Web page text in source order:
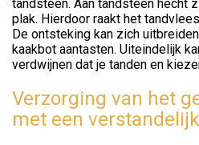
tandsteen. Aan tandsteen hecht
plak. Hierdoor raakt het
De ontsteking kan zich
kaakbot aantasten. Uiteindelijk
verdwijnen dat je tanden en
Verzorging van het
met een